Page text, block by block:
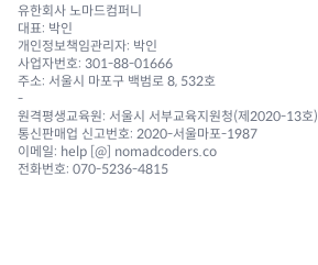
유한회사 노마드컴퍼니
대표: 박인
개인정보책임관리자: 박인
사업자번호: 301-88-01666
주소: 서울시 마포구 백범로 8, 532호
-
원격평생교육원: 서울시 서부교육지원청(제2020-13호)
통신판매업 신고번호: 2020-서울마포-1987
이메일: help [@] nomadcoders.co
전화번호: 070-5236-4815